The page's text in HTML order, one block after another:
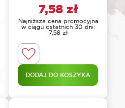
7,58 zł
Najniższa cena promocyjna
w ciągu ostatnich 30 dni:
7,58 zł
DODAJ DO KOSZYKA